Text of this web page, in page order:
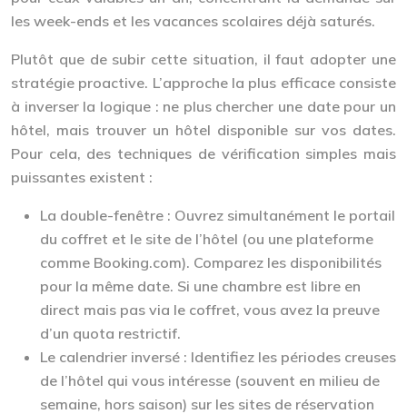
les week-ends et les vacances scolaires déjà saturés.
Plutôt que de subir cette situation, il faut adopter une
stratégie proactive. L’approche la plus efficace consiste
à inverser la logique : ne plus chercher une date pour un
hôtel, mais trouver un hôtel disponible sur vos dates.
Pour cela, des techniques de vérification simples mais
puissantes existent :
La double-fenêtre : Ouvrez simultanément le portail
du coffret et le site de l’hôtel (ou une plateforme
comme Booking.com). Comparez les disponibilités
pour la même date. Si une chambre est libre en
direct mais pas via le coffret, vous avez la preuve
d’un quota restrictif.
Le calendrier inversé : Identifiez les périodes creuses
de l’hôtel qui vous intéresse (souvent en milieu de
semaine, hors saison) sur les sites de réservation